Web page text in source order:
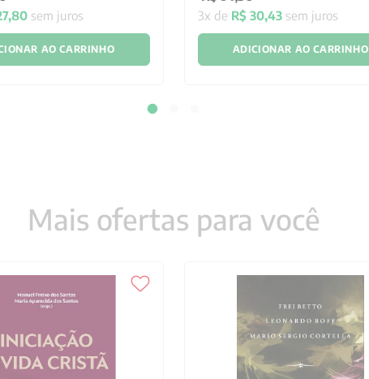
,80sem juros
AO CARRINHO
3x de R$ 30,43sem juros
ADICIONAR AO CARRINHO
Mais ofertas para você